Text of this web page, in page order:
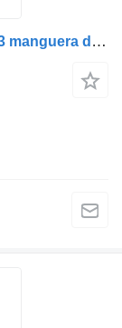
MAN Conductă Intercooler 51094113633 manguera de aire acondicionado para MAN 5109411-3633 () camión